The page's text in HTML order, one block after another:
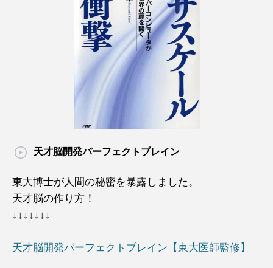
天才脳開発パーフェクトブレイン
東大博士が人間の秘密を暴露しました。
天才脳の作り方！
↓↓↓↓↓↓↓
天才脳開発パーフェクトブレイン【東大医師監修】